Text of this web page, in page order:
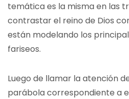
temática es la misma en las
contrastar el reino de Dios
están modelando los
fariseos.
Luego de llamar la atención
parábola correspondiente a